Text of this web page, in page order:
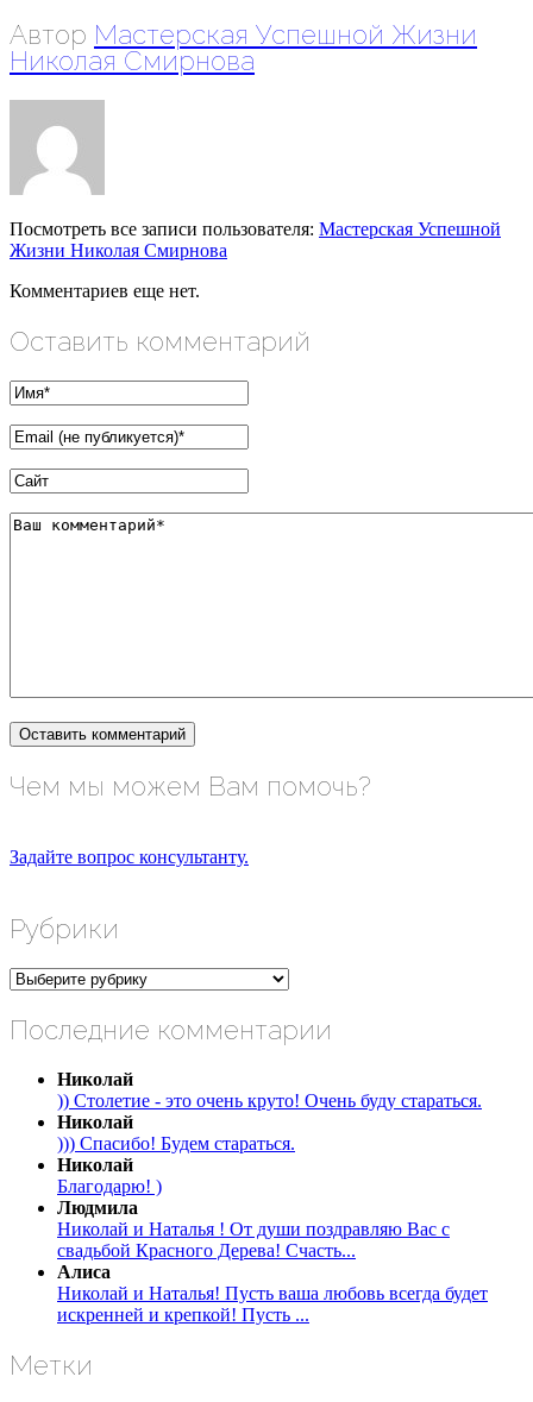
Автор Мастерская Успешной Жизни
Николая Смирнова
Посмотреть все записи пользователя: Мастерская Успешной
Жизни Николая Смирнова
Комментариев еще нет.
Оставить комментарий
Чем мы можем Вам помочь?
Задайте вопрос консультанту.
Рубрики
Рубрики
Последние комментарии
Николай
)) Столетие - это очень круто! Очень буду стараться.
Николай
))) Спасибо! Будем стараться.
Николай
Благодарю! )
Людмила
Николай и Наталья ! От души поздравляю Вас с
свадьбой Красного Дерева! Счасть...
Алиса
Николай и Наталья! Пусть ваша любовь всегда будет
искренней и крепкой! Пусть ...
Метки